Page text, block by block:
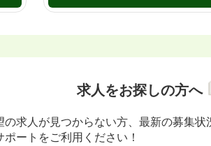
求人をお探しの方へ
の求人が見つからない方、最新の募集
ポートをご利用ください！